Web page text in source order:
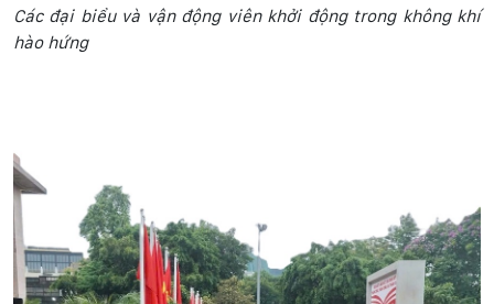
Các đại biểu và vận động viên khởi động trong không khí
hào hứng